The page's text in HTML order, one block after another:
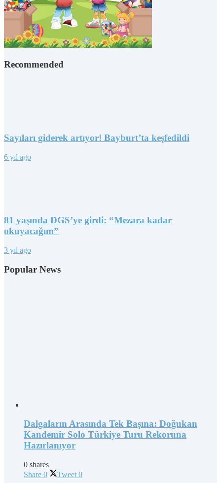
Recommended
Sayıları giderek artıyor! Bayburt’ta keşfedildi
6 yıl ago
81 yaşında DGS’ye girdi: “Mezara kadar
okuyacağım”
3 yıl ago
Popular News
Dalgaların Arasında Tek Başına: Doğukan
Kandemir Solo Türkiye Turu Rekoruna
Hazırlanıyor
0 shares
Share 0 Tweet 0